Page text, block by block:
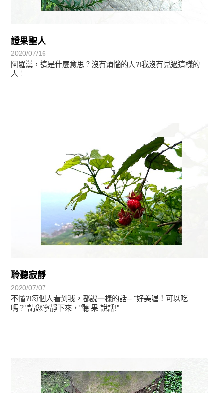
證果聖人
2020/07/16
阿羅漢，這是什麼意思？沒有煩惱的人?!我沒有見過這樣的
人！
聆聽寂靜
2020/07/07
不懂?!每個人看到我，都說一樣的話─ "好美喔！可以吃
嗎？"請您寧靜下來，"聽 果 說話!"